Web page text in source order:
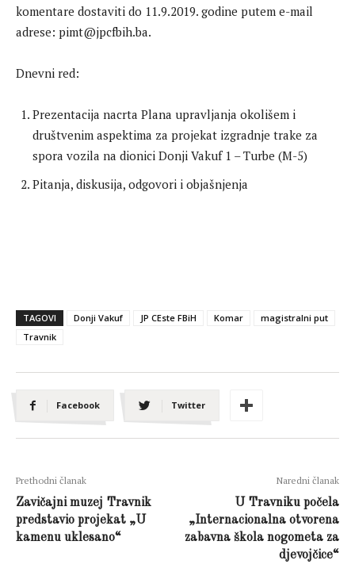
komentare dostaviti do 11.9.2019. godine putem e-mail
adrese: pimt@jpcfbih.ba.
Dnevni red:
Prezentacija nacrta Plana upravljanja okolišem i
društvenim aspektima za projekat izgradnje trake za
spora vozila na dionici Donji Vakuf 1 – Turbe (M-5)
Pitanja, diskusija, odgovori i objašnjenja
TAGOVI Donji Vakuf JP CEste FBiH Komar
magistralni put
Travnik
Facebook Twitter
Prethodni članak
Zavičajni muzej Travnik
predstavio projekat „U
kamenu uklesano“
Naredni članak
U Travniku počela
„Internacionalna otvorena
zabavna škola nogometa za
djevojčice“